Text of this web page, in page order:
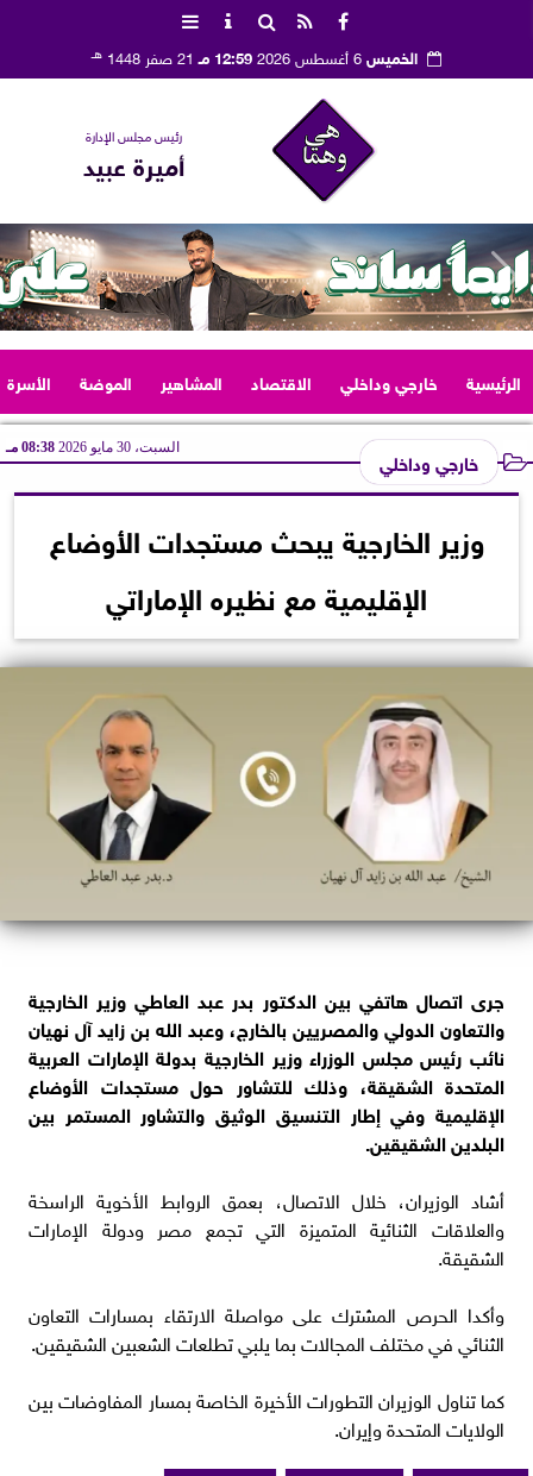
الخميس 12:59 مـ 21 صفر 1448 هـ
رئيس مجلس الإدارة
أميرة عبيد
الرئيسية خارجي وداخلي الاقتصاد المشاهير الموضة الأسرة
خارجي وداخلي السبت، 30 مايو 2026 08:38 مـ
وزير الخارجية يبحث مستجدات الأوضاع
الإقليمية مع نظيره الإماراتي
جرى اتصال هاتفي بين الدكتور بدر عبد العاطي وزير الخارجية
والتعاون الدولي والمصريين بالخارج، وعبد الله بن زايد آل نهيان
نائب رئيس مجلس الوزراء وزير الخارجية بدولة الإمارات العربية
المتحدة الشقيقة، وذلك للتشاور حول مستجدات الأوضاع
الإقليمية وفي إطار التنسيق الوثيق والتشاور المستمر بين
البلدين الشقيقين.
أشاد الوزيران، خلال الاتصال، بعمق الروابط الأخوية الراسخة
والعلاقات الثنائية المتميزة التي تجمع مصر ودولة الإمارات
الشقيقة.
وأكدا الحرص المشترك على مواصلة الارتقاء بمسارات التعاون
الثنائي في مختلف المجالات بما يلبي تطلعات الشعبين الشقيقين.
كما تناول الوزيران التطورات الأخيرة الخاصة بمسار المفاوضات بين
الولايات المتحدة وإيران.